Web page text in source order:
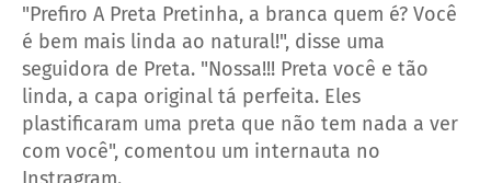
"Prefiro A Preta Pretinha, a branca quem é? Você
é bem mais linda ao natural!", disse uma
seguidora de Preta. "Nossa!!! Preta você e tão
linda, a capa original tá perfeita. Eles
plastificaram uma preta que não tem nada a ver
com você", comentou um internauta no